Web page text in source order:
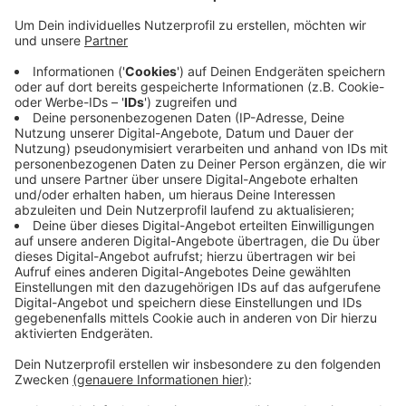
Die Polizei zieht heute Nachmittag eine große Bilanz
Coesfeld. Den ganzen Mittwoch über hat die Polizei
ein Auge auf Fahrradfahrer gehabt. Bei vielen Rädern
war das Licht kaputt, einige Fahrradfahrer fuhren auf
der Straße statt auf dem Radweg und einen Radler
erwischte die Polizei, der während der Fahrt
telefonierte. Auffällig: Ein Großteil der Fahrer auf
normalen Rädern trug keinen Helm. Das sah bei E-Bike-
Fahrern ganz anders aus. Das Aufklären bringt etwas:
Im vergangenen Jahr verunglückten weniger
Fahrradfahrer als im Vorjahr.
Anzeige